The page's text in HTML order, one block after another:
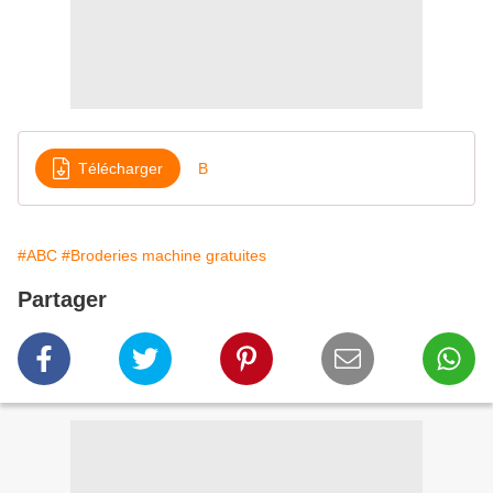
Télécharger B
#ABC #Broderies machine gratuites
Partager